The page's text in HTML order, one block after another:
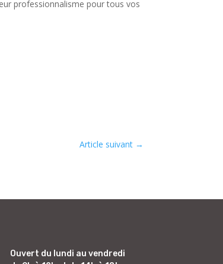
professionnalisme pour tous vos
Article suivant→
Ouvert du lundi au vendredi